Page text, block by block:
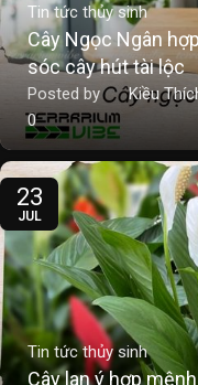
Tin tức thủy sinh
Cây Ngọc Ngân
sóc cây hút tài lộc
Posted by
Kiều
0
23
JUL
Tin tức thủy sinh
Cây lan ý hợp